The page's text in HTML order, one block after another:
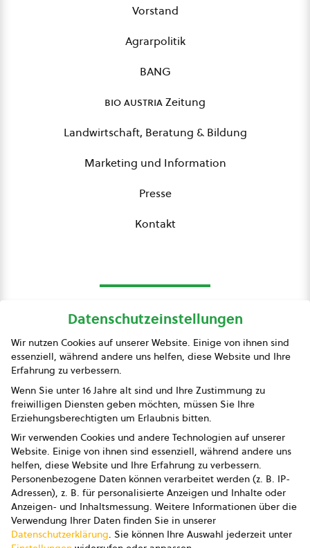
Vorstand
Agrarpolitik
BANG
bio austriaZeitung
Landwirtschaft, Beratung & Bildung
Marketing und Information
Presse
Kontakt
Presse
Impressum
Datenschutz
AGB
AGB Marketing GmbH
AGB Bildung
Newsletter
Datenschutzeinstellungen
Wir nutzen Cookies auf unserer Website. Einige von ihnen sind
essenziell, während andere uns helfen, diese Website und Ihre
Erfahrung zu verbessern.
Wenn Sie unter 16 Jahre alt sind und Ihre Zustimmung zu
freiwilligen Diensten geben möchten, müssen Sie Ihre
Erziehungsberechtigten um Erlaubnis bitten.
Wir verwenden Cookies und andere Technologien auf unserer
Website. Einige von ihnen sind essenziell, während andere uns
helfen, diese Website und Ihre Erfahrung zu verbessern.
Personenbezogene Daten können verarbeitet werden (z. B. IP-
Adressen), z. B. für personalisierte Anzeigen und Inhalte oder
Anzeigen- und Inhaltsmessung. Weitere Informationen über die
Verwendung Ihrer Daten finden Sie in unserer
Datenschutzerklärung. Sie können Ihre Auswahl jederzeit unter